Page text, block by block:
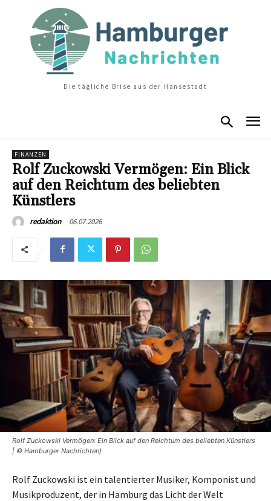
Die tägliche Brise aus der Hansestadt
FINANZEN
Rolf Zuckowski Vermögen: Ein Blick
auf den Reichtum des beliebten
Künstlers
redaktion 06.07.2026
Rolf Zuckowski Vermögen: Ein Blick auf den Reichtum des beliebten Künstlers
| © Hamburger Nachrichten)
Rolf Zuckowski ist ein talentierter Musiker, Komponist und
Musikproduzent, der in Hamburg das Licht der Welt